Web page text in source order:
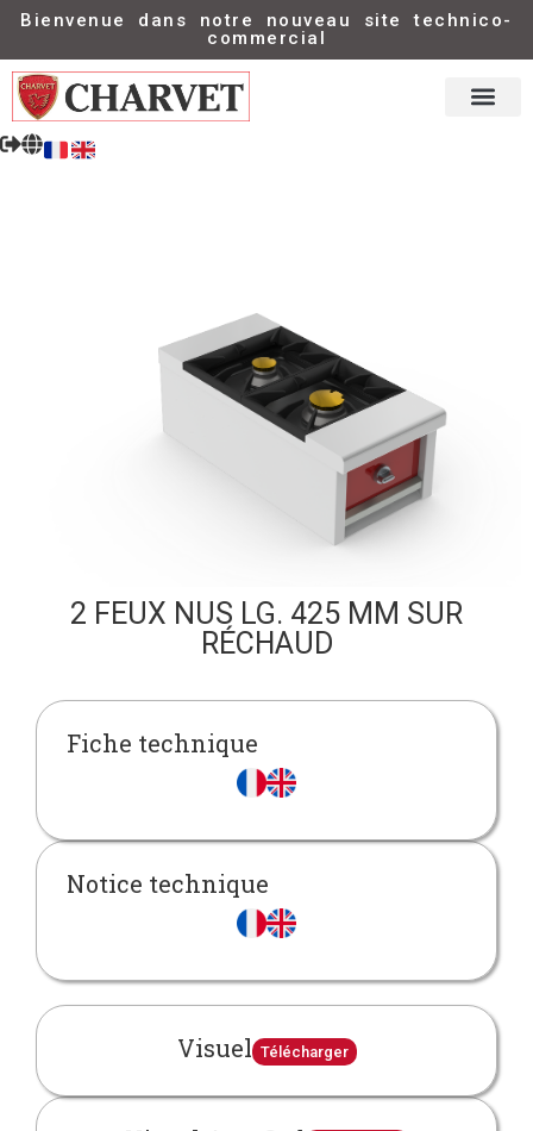
Bienvenue dans notre nouveau site technico-
commercial
2 FEUX NUS LG. 425 MM SUR
RÉCHAUD
Fiche technique
Notice technique
Visuel Télécharger